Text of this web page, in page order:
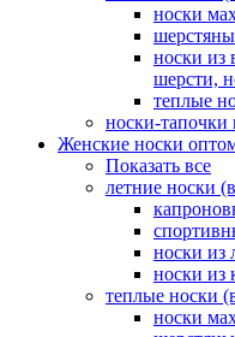
носки
носки из
шерсти,
теплые
носки-
Женские носки
Показать все
летние носки
носки из
носки из
теплые носки
носки